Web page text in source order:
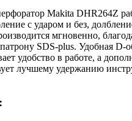
Makita DHR264Z
с ударом и без,
мгновенно,
SDS-plus. Удобная D-
удобство в работе, а
лучшему удержанию